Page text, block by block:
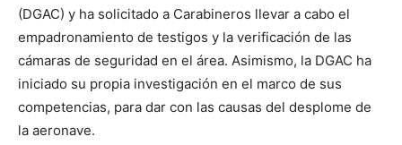
(DGAC) y ha solicitado a Carabineros llevar a cabo el
empadronamiento de testigos y la verificación de las
cámaras de seguridad en el área. Asimismo, la DGAC ha
iniciado su propia investigación en el marco de sus
competencias, para dar con las causas del desplome de
la aeronave.